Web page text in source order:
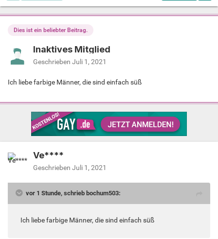
Dies ist ein beliebter Beitrag.
Inaktives Mitglied
Geschrieben Juli 1, 2021
Ich liebe farbige Männer, die sind einfach süß
Ve****
Geschrieben Juli 1, 2021
vor 1 Stunde, schrieb bochum503:
Ich liebe farbige Männer, die sind einfach süß